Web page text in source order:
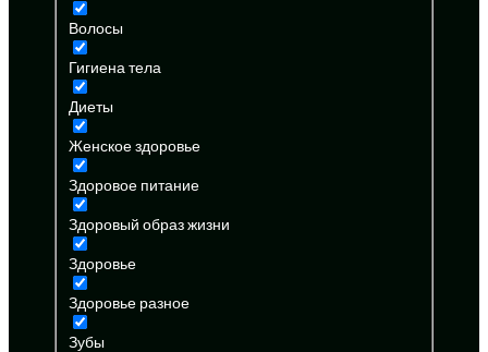
Волосы
Гигиена тела
Диеты
Женское здоровье
Здоровое питание
Здоровый образ жизни
Здоровье
Здоровье разное
Зубы